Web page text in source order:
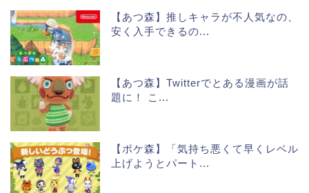
【あつ森】推しキャラが不人気なの、
安く入手できるの...
【あつ森】Twitterでとある漫画が話
題に！ こ...
【ポケ森】「気持ち悪くて早くレベル
上げようとパート...